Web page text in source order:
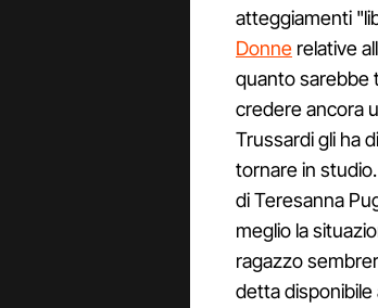
atteggiamenti
Donne relative
quanto sarebbe
credere ancora
Trussardi gli ha
tornare in
di Teresanna
meglio la
ragazzo
detta